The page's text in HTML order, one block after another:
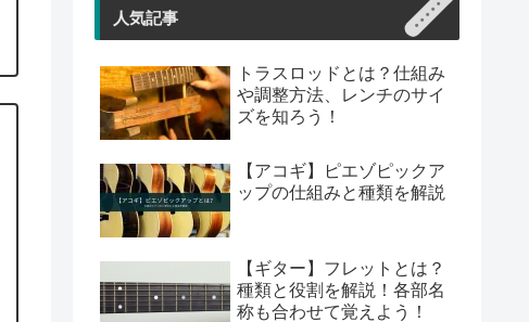
人気記事
トラスロッドとは？仕組み
や調整方法、レンチのサイ
ズを知ろう！
【アコギ】ピエゾピックア
ップの仕組みと種類を解説
【ギター】フレットとは？
種類と役割を解説！各部名
称も合わせて覚えよう！